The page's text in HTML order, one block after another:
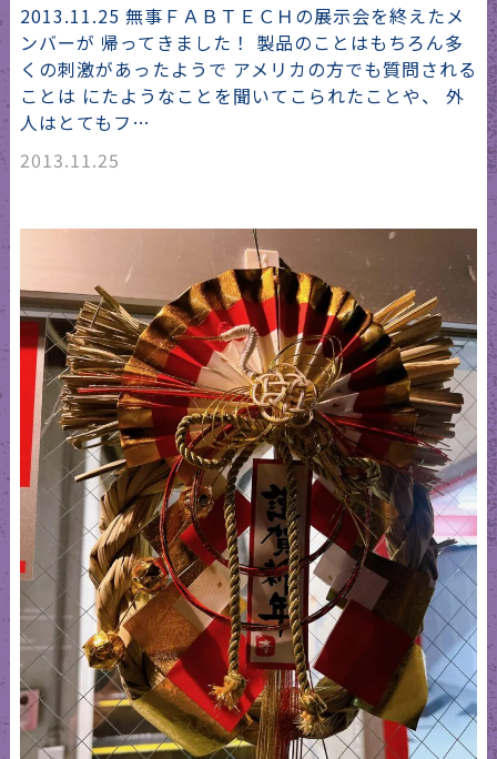
2013.11.25 無事ＦＡＢＴＥＣＨの展示会を終えたメ
ンバーが 帰ってきました！ 製品のことはもちろん多
くの刺激があったようで アメリカの方でも質問される
ことは にたようなことを聞いてこられたことや、 外
人はとてもフ…
2013.11.25